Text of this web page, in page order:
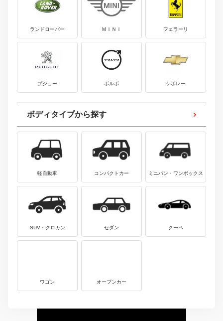
ランドローバー ＭＩＮＩ フェラーリ
プジョー ボルボ シボレー
ボディタイプから探す
軽自動車 コンパクトカー ミニバン・ワンボックス
SUV・クロカン セダン クーペ
ワゴン オープンカー